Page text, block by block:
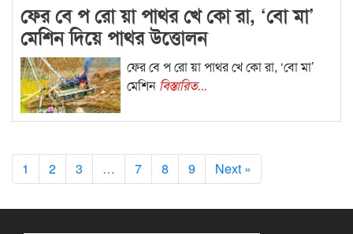
ফের বে প রো য়া পাথর খে কো রা, ‘বো মা’
মেশিন দিয়ে পাথর উত্তোলন
ফের বে প রো য়া পাথর খে কো রা, ‘বো মা’
মেশিন বিস্তারিত...
1 2 3 … 7 8 9 Next »